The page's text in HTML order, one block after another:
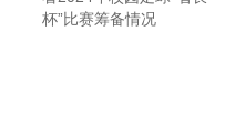
加码，全球聚变投资快